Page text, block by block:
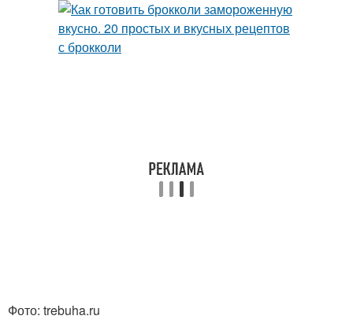
Фото: trebuha.ru